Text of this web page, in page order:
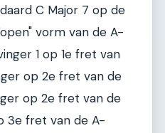
C Major 7 op de
vorm van de A-
1 op 1e fret van
op 2e fret van de
op 2e fret van de
3e fret van de A-